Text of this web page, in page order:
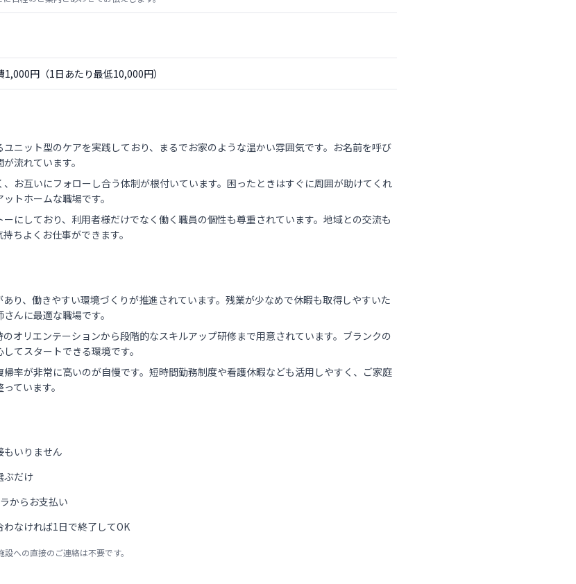
円（1日あたり最低10,000円）
ニット型のケアを実践しており、まるでお家のような温かい雰囲気です。お名前を呼び
流れています。
お互いにフォローし合う体制が根付いています。困ったときはすぐに周囲が助けてくれ
トホームな職場です。
ーにしており、利用者様だけでなく働く職員の個性も尊重されています。地域との交流も
ちよくお仕事ができます。
り、働きやすい環境づくりが推進されています。残業が少なめで休暇も取得しやすいた
んに最適な職場です。
オリエンテーションから段階的なスキルアップ研修まで用意されています。ブランクの
てスタートできる環境です。
率が非常に高いのが自慢です。短時間勤務制度や看護休暇なども活用しやすく、ご家庭
ています。
もいりません
ぶだけ
からお支払い
なければ1日で終了してOK
への直接のご連絡は不要です。